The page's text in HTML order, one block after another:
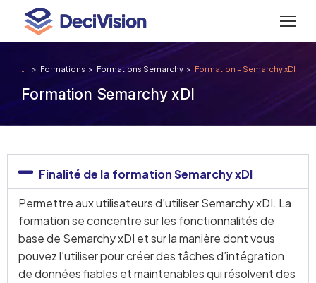
Formation Semarchy xDI
Vous êtes ici :
Formations Formations Semarchy Formation – Semarchy xDI
Finalité de la formation Semarchy xDI
Permettre aux utilisateurs d’utiliser Semarchy xDI. La
formation se concentre sur les fonctionnalités de
base de Semarchy xDI et sur la manière dont vous
pouvez l’utiliser pour créer des tâches d’intégration
de données fiables et maintenables qui résolvent des